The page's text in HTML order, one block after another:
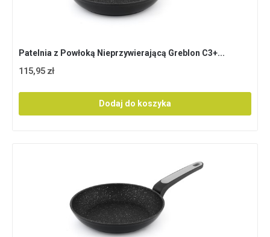
Patelnia z Powłoką Nieprzywierającą Greblon C3+...
115,95 zł
Dodaj do koszyka